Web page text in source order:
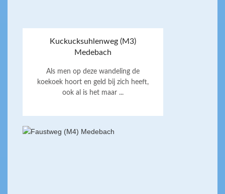
Kuckucksuhlenweg (M3)
Medebach
Als men op deze wandeling de
koekoek hoort en geld bij zich heeft,
ook al is het maar ...